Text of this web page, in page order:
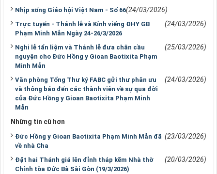
Nhịp sống Giáo hội Việt Nam - Số 66(24/03/2026)
Trực tuyến - Thánh lễ và Kính viếng ĐHY GB
Phạm Minh Mẫn Ngày 24-26/3/2026
(24/03/2026)
Nghi lễ tẩn liệm và Thánh lễ đưa chân cầu
nguyện cho Đức Hồng y Gioan Baotixita Phạm
Minh Mẫn
(25/03/2026)
Văn phòng Tổng Thư ký FABC gửi thư phân ưu
và thông báo đến các thành viên về sự qua đời
của Đức Hồng y Gioan Baotixita Phạm Minh
Mẫn
(24/03/2026)
Những tin cũ hơn
Đức Hồng y Gioan Baotixita Phạm Minh Mẫn đã
về nhà Cha
(23/03/2026)
Đặt hai Thánh giá lên đỉnh tháp kẽm Nhà thờ
Chính tòa Đức Bà Sài Gòn (19/3/2026)
(20/03/2026)